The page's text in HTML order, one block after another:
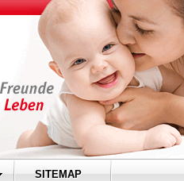
SITEMAP